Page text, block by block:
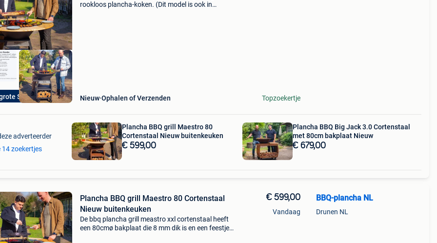
Showroom
rookloos plancha-koken. (Dit model is ook in
Nieuw Ophalen of Verzenden Topzoekertje
adverteerder
14 zoekertjes
Plancha BBQ grill Maestro 80
Cortenstaal Nieuw buitenkeuken
€ 599,00
Plancha BBQ Big Jack 3.0 Cortenstaal
met 80cm bakplaat Nieuw
€ 679,00
Plancha BBQ grill Maestro 80 Cortenstaal
Nieuw buitenkeuken
De bbq plancha grill meastro xxl cortenstaal heeft
een 80cmø bakplaat die 8 mm dik is en een feestje
€ 599,00
Vandaag
BBQ-plancha NL
Drunen NL